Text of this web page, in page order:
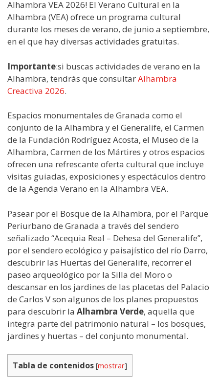
Alhambra VEA 2026! El Verano Cultural en la
Alhambra (VEA) ofrece un programa cultural
durante los meses de verano, de junio a septiembre,
en el que hay diversas actividades gratuitas.
Importante:si buscas actividades de verano en la
Alhambra, tendrás que consultarAlhambra
Creactiva 2026.
Espacios monumentales de Granada como el
conjunto de la Alhambra y el Generalife, el Carmen
de la Fundación Rodríguez Acosta, el Museo de la
Alhambra, Carmen de los Mártires y otros espacios
ofrecen una refrescante oferta cultural que incluye
visitas guiadas, exposiciones y espectáculos dentro
de la Agenda Verano en la Alhambra VEA.
Pasear por el Bosque de la Alhambra, por el Parque
Periurbano de Granada a través del sendero
señalizado “Acequia Real – Dehesa del Generalife”,
por el sendero ecológico y paisajístico del río Darro,
descubrir las Huertas del Generalife, recorrer el
paseo arqueológico por la Silla del Moro o
descansar en los jardines de las placetas del Palacio
de Carlos V son algunos de los planes propuestos
para descubrir la Alhambra Verde, aquella que
integra parte del patrimonio natural – los bosques,
jardines y huertas – del conjunto monumental.
Tabla de contenidos [mostrar]